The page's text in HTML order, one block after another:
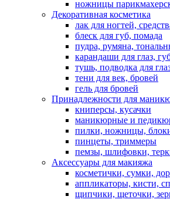
ножницы
Декоративная косметика
лак для ногтей,
блеск для губ, помада
пудра, румяна,
карандаши для глаз,
тушь, подводка для
тени для век, бровей
гель для бровей
Принадлежности для
книперсы, кусачки
маникюрные и
пилки, ножницы,
пинцеты, триммеры
пемзы, шлифовки,
Аксессуары для макияжа
косметички, сумки,
аппликаторы, кисти,
щипчики, щеточки,